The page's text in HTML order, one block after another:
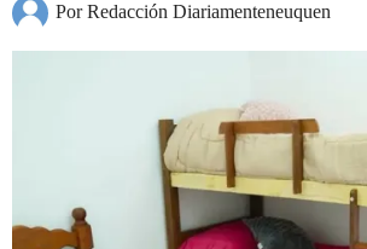
Por Redacción Diariamenteneuquen